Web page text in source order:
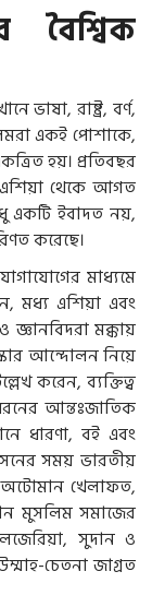
ভাষা, রাষ্ট্র, বর্ণ,
একই পোশাকে,
হয়। প্রতিবছর
থেকে আগত
একটি ইবাদত নয়,
করেছে।
মাধ্যমে
মধ্য এশিয়া এবং
মক্কায়
আন্দোলন নিয়ে
করেন, ব্যক্তিত্ব
আন্তঃজাতিক
ধারণা, বই এবং
সময় ভারতীয়
খেলাফত,
মুসলিম সমাজের
সুদান ও
চেতনা জাগ্রত